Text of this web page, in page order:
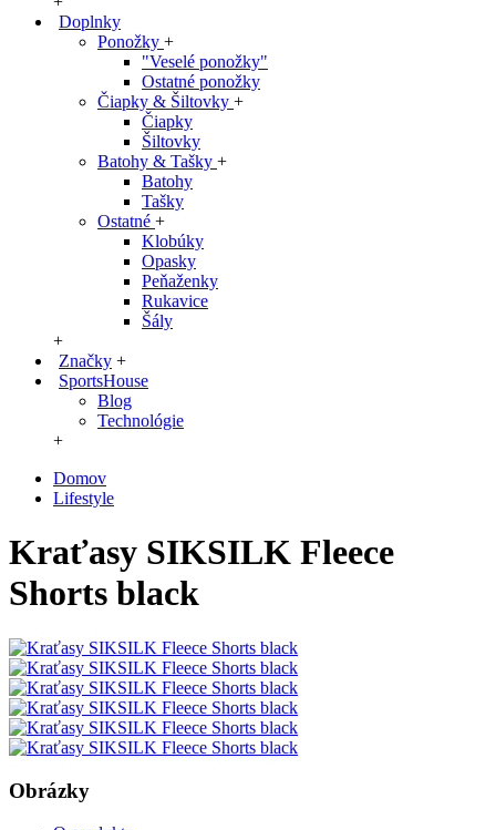
Doplnky
Ponožky +
"Veselé ponožky"
Ostatné ponožky
Čiapky & Šiltovky +
Čiapky
Šiltovky
Batohy & Tašky +
Batohy
Tašky
Ostatné +
Klobúky
Opasky
Peňaženky
Rukavice
Šály
+
Značky +
SportsHouse
Blog
Technológie
+
Domov
Lifestyle
Kraťasy SIKSILK Fleece
Shorts black
Obrázky